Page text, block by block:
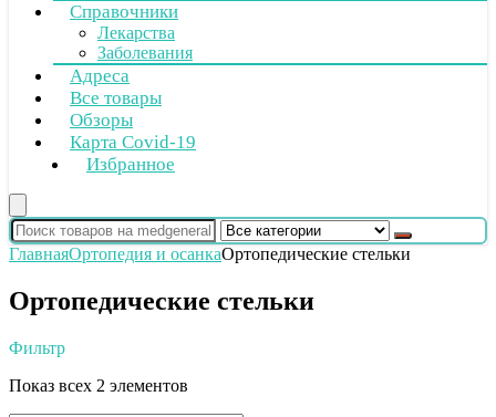
Справочники
Лекарства
Заболевания
Адреса
Все товары
Обзоры
Карта Covid-19
Избранное
ГлавнаяОртопедия и осанкаОртопедические стельки
Ортопедические стельки
Фильтр
Показ всех 2 элементов